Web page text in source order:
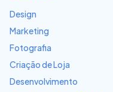
Design
Marketing
Fotografia
Criação de Loja
Desenvolvimento